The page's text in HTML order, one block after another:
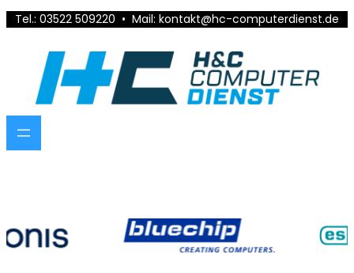
Tel.: 03522 509220 • Mail: kontakt@hc-computerdienst.de